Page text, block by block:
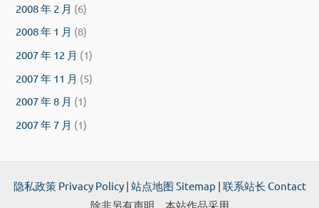
2008 年 2 月 (6)
2008 年 1 月 (8)
2007 年 12 月 (1)
2007 年 11 月 (5)
2007 年 8 月 (1)
2007 年 7 月 (1)
隐私政策 Privacy Policy| 站点地图 Sitemap | 联系站长 Contact
除非另有声明，本站作品采用